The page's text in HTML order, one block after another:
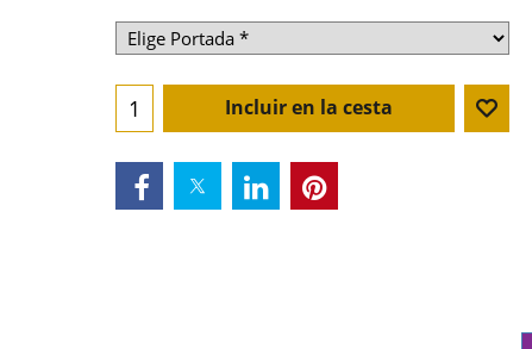
Incluir en la cesta